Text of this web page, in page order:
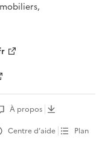
À propos
Centre d’aide
Plan